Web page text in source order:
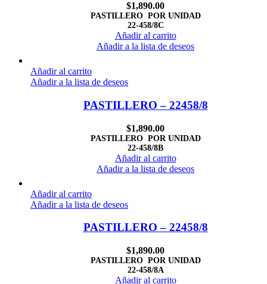
$1,890.00
PASTILLERO POR UNIDAD
22-458/8C
Añadir al carrito
Añadir a la lista de deseos
Añadir al carrito
Añadir a la lista de deseos
PASTILLERO – 22458/8
$1,890.00
PASTILLERO POR UNIDAD
22-458/8B
Añadir al carrito
Añadir a la lista de deseos
Añadir al carrito
Añadir a la lista de deseos
PASTILLERO – 22458/8
$1,890.00
PASTILLERO POR UNIDAD
22-458/8A
Añadir al carrito